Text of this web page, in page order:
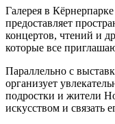
Галерея в
предоставляет
концертов, чтений и
которые все
Параллельно с
организует
подростки и жители
искусством и связать